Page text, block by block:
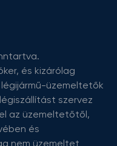
és kizárólag
üzemeltetők
szervez
az üzemeltetőtől,
és
nem üzemeltet